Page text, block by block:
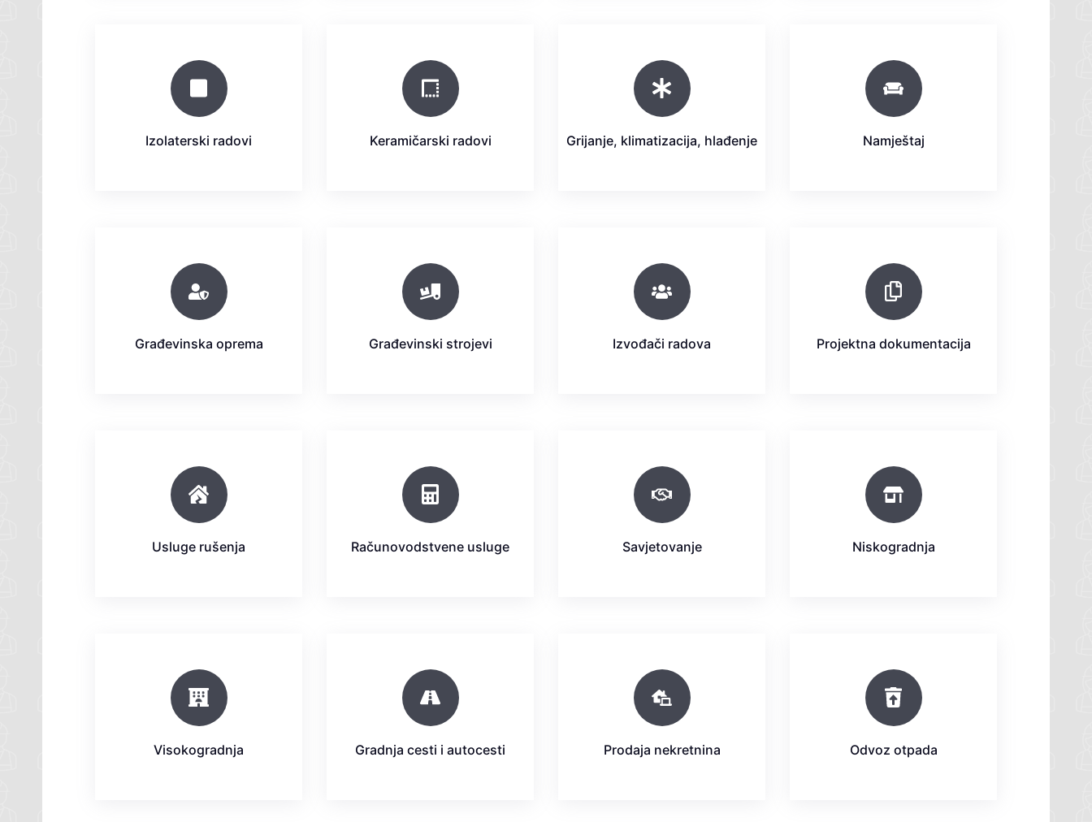
Izolaterski radovi Keramičarski radovi Grijanje, klimatizacija, hlađenje Namještaj
Građevinska oprema Građevinski strojevi Izvođači radova Projektna dokumentacija
Usluge rušenja Računovodstvene usluge Savjetovanje Niskogradnja
Visokogradnja Gradnja cesti i autocesti Prodaja nekretnina Odvoz otpada